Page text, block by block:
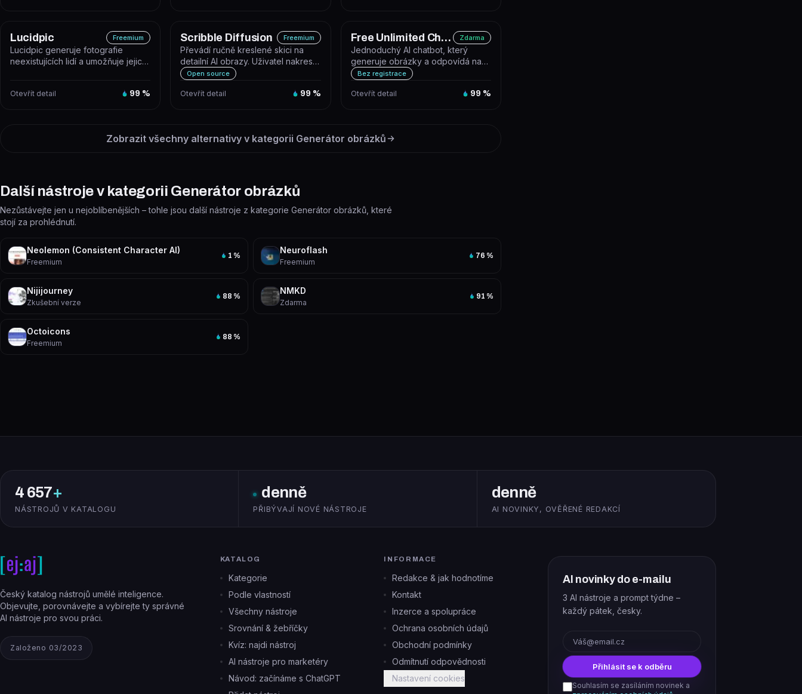
Lucidpic Freemium
Lucidpic generuje fotografie
neexistujících lidí a umožňuje jejich
Otevřít detail 99 %
Scribble Diffusion Freemium
Převádí ručně kreslené skici na
detailní AI obrazy. Uživatel nakreslí
skicu v prohlížeči nebo na...
Open source
Otevřít detail 99 %
Free Unlimited Chat Bot Zdarma
Jednoduchý AI chatbot, který
generuje obrázky a odpovídá na
otázky. Funguje zdarma bez
Bez registrace
Otevřít detail 99 %
Zobrazit všechny alternativy v kategorii Generátor obrázků
Další nástroje v kategorii Generátor obrázků
Nezůstávejte jen u nejoblíbenějších – tohle jsou další nástroje z kategorie Generátor obrázků, které
stojí za prohlédnutí.
Neolemon (Consistent Character AI)
Freemium
1 %
Neuroflash
Freemium
76 %
Nijijourney
Zkušební verze
88 %
NMKD
Zdarma
91 %
Octoicons
Freemium
88 %
4 657+
NÁSTROJŮ V KATALOGU
denně
PŘIBÝVAJÍ NOVÉ NÁSTROJE
denně
AI NOVINKY, OVĚŘENÉ REDAKCÍ
Český katalog nástrojů umělé inteligence.
Objevujte, porovnávejte a vybírejte ty správné
AI nástroje pro svou práci.
Založeno 03/2023
KATALOG
Kategorie
Podle vlastností
Všechny nástroje
Srovnání & žebříčky
Kvíz: najdi nástroj
AI nástroje pro marketéry
Návod: začínáme s ChatGPT
INFORMACE
Redakce & jak hodnotíme
Kontakt
Inzerce a spolupráce
Ochrana osobních údajů
Obchodní podmínky
Odmítnutí odpovědnosti
Nastavení cookies
AI novinky do e-mailu
3 AI nástroje a prompt týdne –
každý pátek, česky.
Přihlásit se k odběru
Souhlasím se zasíláním novinek a